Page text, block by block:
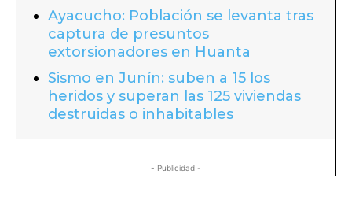
Ayacucho: Población se levanta tras
captura de presuntos
extorsionadores en Huanta
Sismo en Junín: suben a 15 los
heridos y superan las 125 viviendas
destruidas o inhabitables
- Publicidad -